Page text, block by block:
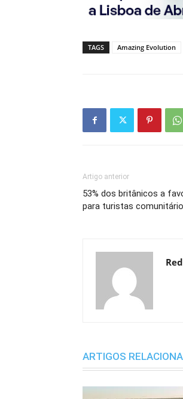
TAGS Amazing Evolution
Artigo anterior
53% dos britânicos a
para turistas
ARTIGOS